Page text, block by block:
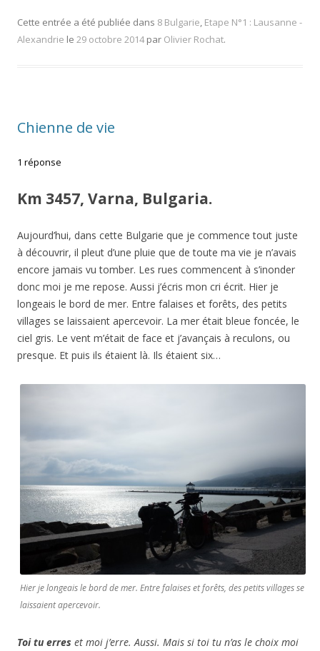
Cette entrée a été publiée dans 8 Bulgarie, Etape N°1 : Lausanne -
Alexandrie le 29 octobre 2014 par Olivier Rochat.
Chienne de vie
1 réponse
Km 3457, Varna, Bulgaria.
Aujourd’hui, dans cette Bulgarie que je commence tout juste
à découvrir, il pleut d’une pluie que de toute ma vie je n’avais
encore jamais vu tomber. Les rues commencent à s’inonder
donc moi je me repose. Aussi j’écris mon cri écrit. Hier je
longeais le bord de mer. Entre falaises et forêts, des petits
villages se laissaient apercevoir. La mer était bleue foncée, le
ciel gris. Le vent m’était de face et j’avançais à reculons, ou
presque. Et puis ils étaient là. Ils étaient six…
Hier je longeais le bord de mer. Entre falaises et forêts, des petits villages se
laissaient apercevoir.
Toi tu erres et moi j’erre. Aussi. Mais si toi tu n’as le choix moi